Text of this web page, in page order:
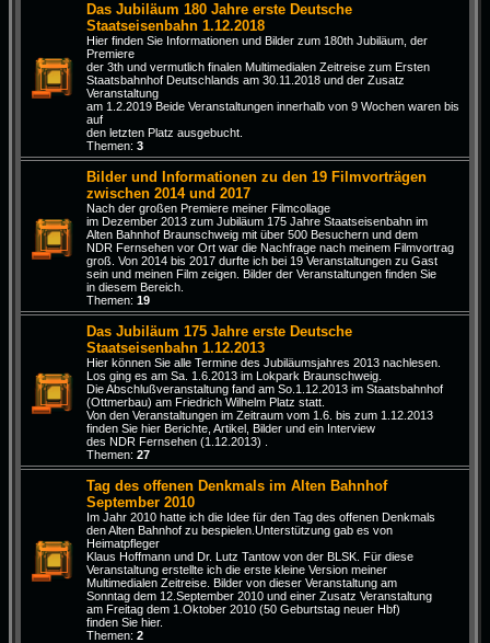
Das Jubiläum 180 Jahre erste Deutsche
Staatseisenbahn 1.12.2018
Hier finden Sie Informationen und Bilder zum 180th Jubiläum, der
Premiere
der 3th und vermutlich finalen Multimedialen Zeitreise zum Ersten
Staatsbahnhof Deutschlands am 30.11.2018 und der Zusatz
Veranstaltung
am 1.2.2019 Beide Veranstaltungen innerhalb von 9 Wochen waren bis
auf
den letzten Platz ausgebucht.
Themen: 3
Bilder und Informationen zu den 19 Filmvorträgen
zwischen 2014 und 2017
Nach der großen Premiere meiner Filmcollage
im Dezember 2013 zum Jubiläum 175 Jahre Staatseisenbahn im
Alten Bahnhof Braunschweig mit über 500 Besuchern und dem
NDR Fernsehen vor Ort war die Nachfrage nach meinem Filmvortrag
groß. Von 2014 bis 2017 durfte ich bei 19 Veranstaltungen zu Gast
sein und meinen Film zeigen. Bilder der Veranstaltungen finden Sie
in diesem Bereich.
Themen: 19
Das Jubiläum 175 Jahre erste Deutsche
Staatseisenbahn 1.12.2013
Hier können Sie alle Termine des Jubiläumsjahres 2013 nachlesen.
Los ging es am Sa. 1.6.2013 im Lokpark Braunschweig.
Die Abschlußveranstaltung fand am So.1.12.2013 im Staatsbahnhof
(Ottmerbau) am Friedrich Wilhelm Platz statt.
Von den Veranstaltungen im Zeitraum vom 1.6. bis zum 1.12.2013
finden Sie hier Berichte, Artikel, Bilder und ein Interview
des NDR Fernsehen (1.12.2013) .
Themen: 27
Tag des offenen Denkmals im Alten Bahnhof
September 2010
Im Jahr 2010 hatte ich die Idee für den Tag des offenen Denkmals
den Alten Bahnhof zu bespielen.Unterstützung gab es von
Heimatpfleger
Klaus Hoffmann und Dr. Lutz Tantow von der BLSK. Für diese
Veranstaltung erstellte ich die erste kleine Version meiner
Multimedialen Zeitreise. Bilder von dieser Veranstaltung am
Sonntag dem 12.September 2010 und einer Zusatz Veranstaltung
am Freitag dem 1.Oktober 2010 (50 Geburtstag neuer Hbf)
finden Sie hier.
Themen: 2